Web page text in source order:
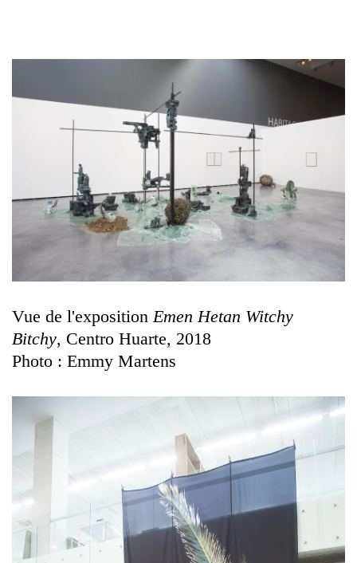
Vue de l'expositionEmen Hetan Witchy
Bitchy, Centro Huarte, 2018
Photo : Emmy Martens